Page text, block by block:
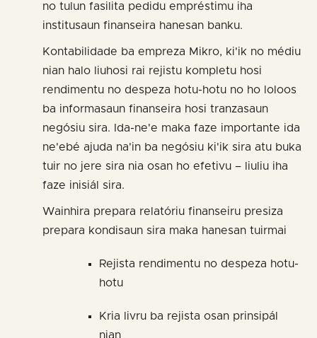
no tulun fasilita pedidu empréstimu iha
institusaun finanseira hanesan banku.
Kontabilidade ba empreza Mikro, ki'ik no médiu
nian halo liuhosi rai rejistu kompletu hosi
rendimentu no despeza hotu-hotu no ho loloos
ba informasaun finanseira hosi tranzasaun
negósiu sira. Ida-ne'e maka faze importante ida
ne'ebé ajuda na'in ba negósiu ki'ik sira atu buka
tuir no jere sira nia osan ho efetivu – liuliu iha
faze inisiál sira.
Wainhira prepara relatóriu finanseiru presiza
prepara kondisaun sira maka hanesan tuirmai
Rejista rendimentu no despeza hotu-
hotu
Kria livru ba rejista osan prinsipál
nian